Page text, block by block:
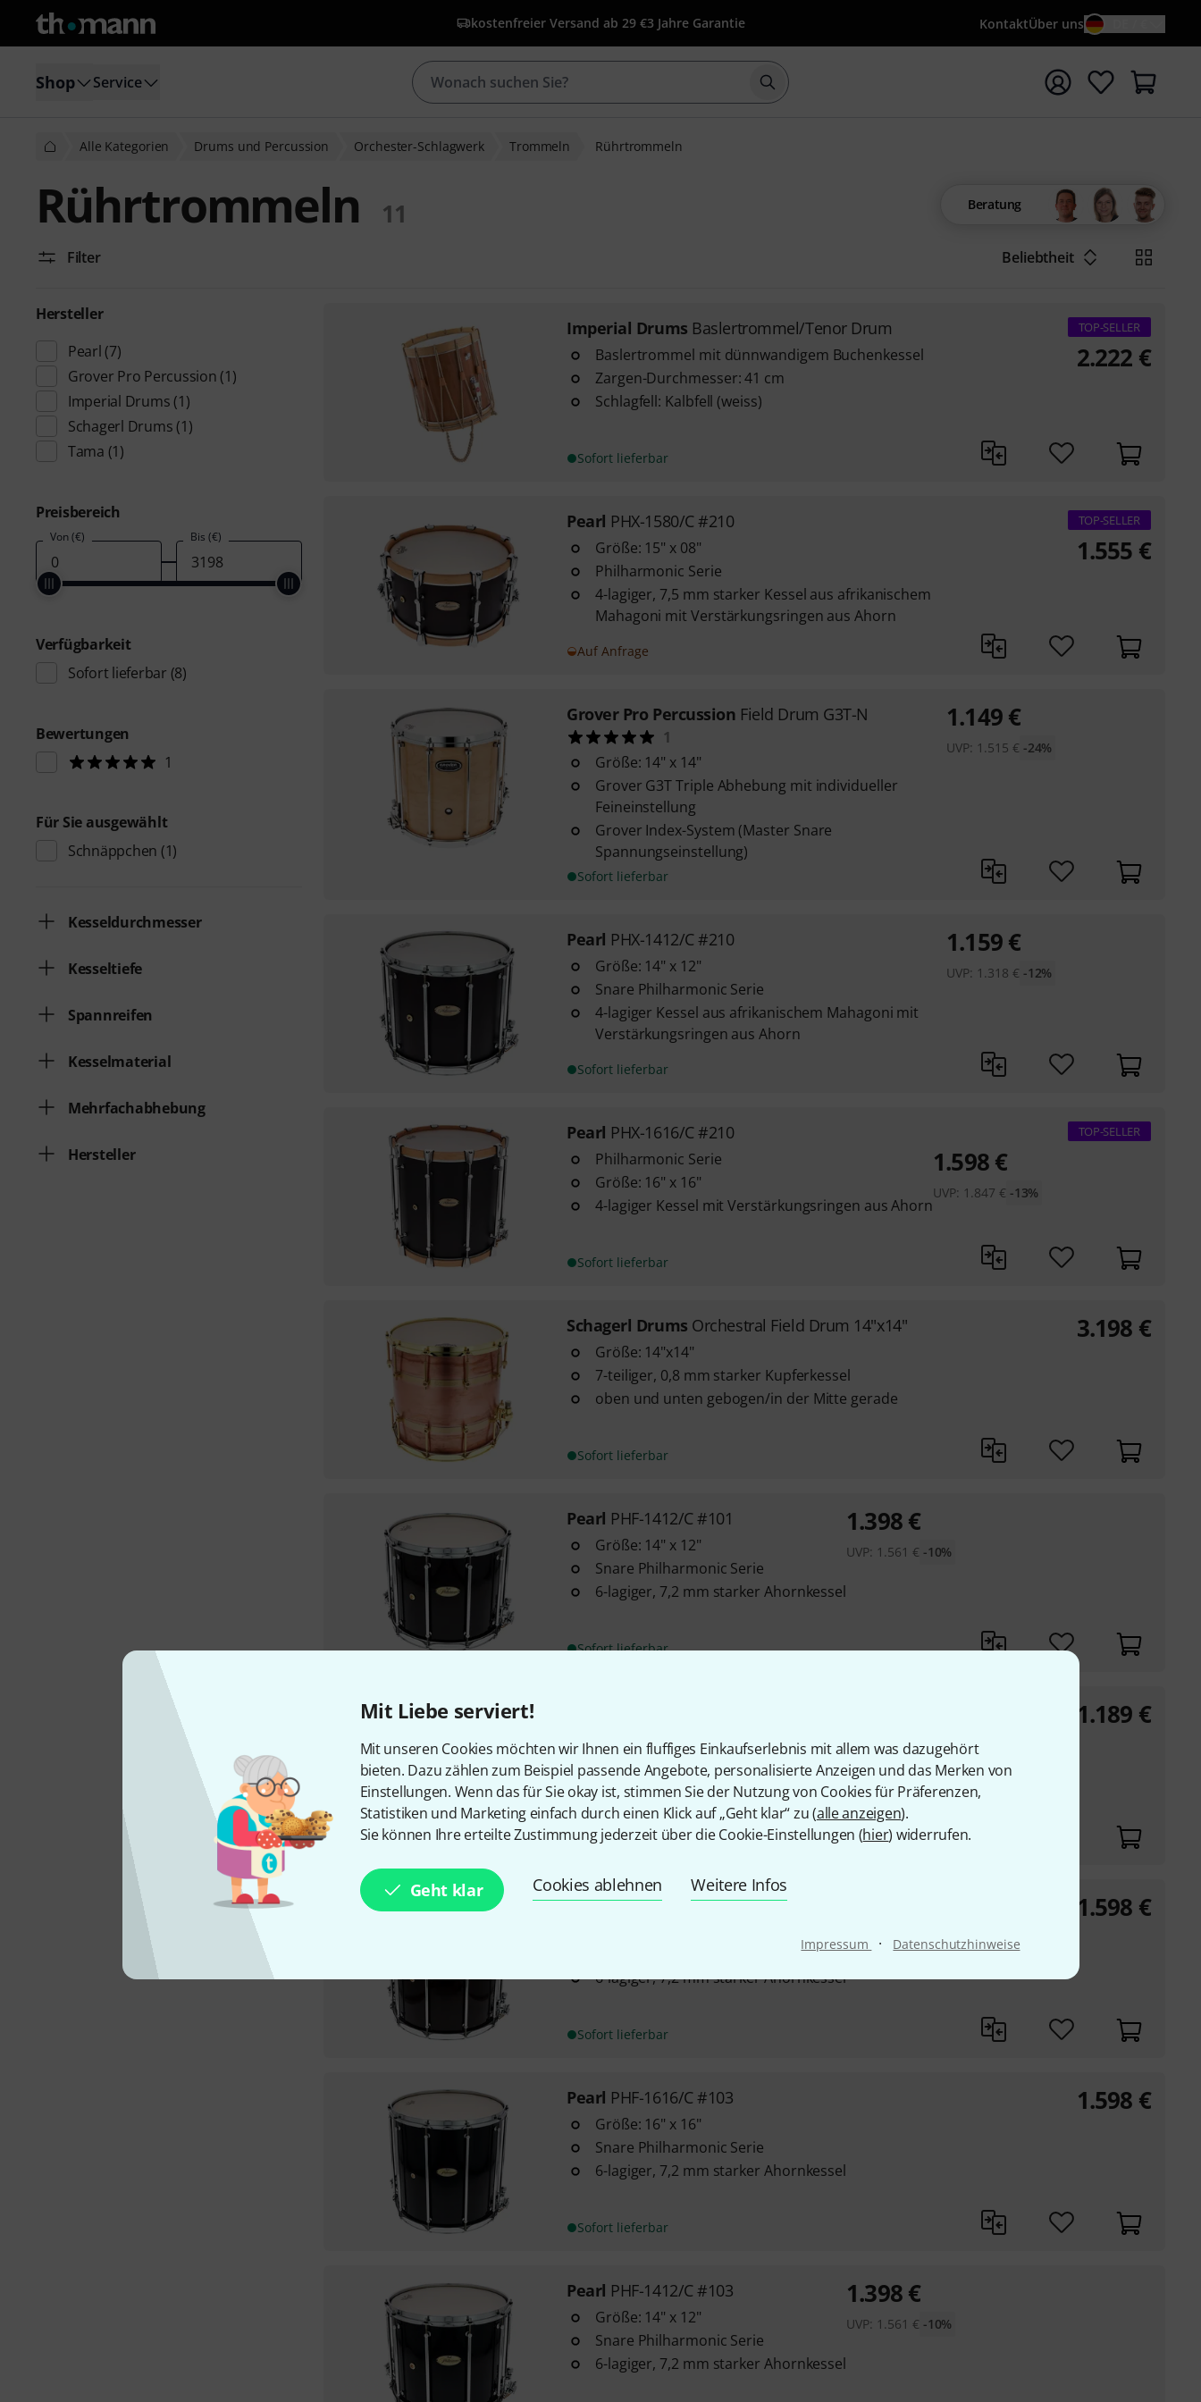
Mit Liebe serviert!
Mit unseren Cookies möchten wir Ihnen ein fluffiges Einkaufserlebnis mit allem was dazugehört
bieten. Dazu zählen zum Beispiel passende Angebote, personalisierte Anzeigen und das Merken von
Einstellungen. Wenn das für Sie okay ist, stimmen Sie der Nutzung von Cookies für Präferenzen,
Statistiken und Marketing einfach durch einen Klick auf „Geht klar“ zu (alle anzeigen).
Sie können Ihre erteilte Zustimmung jederzeit über die Cookie-Einstellungen (hier) widerrufen.
Geht klar Cookies ablehnen Weitere Infos
Impressum · Datenschutzhinweise
kostenfreier Versand ab 29 €3 Jahre Garantie KontaktÜber uns
Shop Service Suche mit Suchwort {searchTerm} starten
Alle Kategorien Drums und Percussion Orchester-Schlagwerk Trommeln Rührtrommeln
Rührtrommeln 11 Beratung
Filter Beliebtheit
Hersteller
Pearl (7)
Grover Pro Percussion (1)
Imperial Drums (1)
Schagerl Drums (1)
Tama (1)
Preisbereich
Von (€) Bis (€)
Verfügbarkeit
Sofort lieferbar (8)
Bewertungen
1
Für Sie ausgewählt
Schnäppchen (1)
Kesseldurchmesser
Kesseltiefe
Spannreifen
Kesselmaterial
Mehrfachabhebung
Hersteller
Imperial Drums Baslertrommel/Tenor Drum
Baslertrommel mit dünnwandigem Buchenkessel
Zargen-Durchmesser: 41 cm
Schlagfell: Kalbfell (weiss)
Sofort lieferbar
TOP-SELLER
2.222 €
Pearl PHX-1580/C #210
Größe: 15" x 08"
Philharmonic Serie
4-lagiger, 7,5 mm starker Kessel aus afrikanischem
Mahagoni mit Verstärkungsringen aus Ahorn
Auf Anfrage
TOP-SELLER
1.555 €
Grover Pro Percussion Field Drum G3T-N
1
Größe: 14" x 14"
Grover G3T Triple Abhebung mit individueller
Feineinstellung
Grover Index-System (Master Snare
Spannungseinstellung)
Sofort lieferbar
1.149€
UVP: 1.515 € -24%
Pearl PHX-1412/C #210
Größe: 14" x 12"
Snare Philharmonic Serie
4-lagiger Kessel aus afrikanischem Mahagoni mit
Verstärkungsringen aus Ahorn
Sofort lieferbar
1.159€
UVP: 1.318 € -12%
Pearl PHX-1616/C #210
Philharmonic Serie
Größe: 16" x 16"
4-lagiger Kessel mit Verstärkungsringen aus Ahorn
Sofort lieferbar
TOP-SELLER
1.598€
UVP: 1.847 € -13%
Schagerl Drums Orchestral Field Drum 14"x14"
Größe: 14"x14"
7-teiliger, 0,8 mm starker Kupferkessel
oben und unten gebogen/in der Mitte gerade
Sofort lieferbar
3.198 €
Pearl PHF-1412/C #101
Größe: 14" x 12"
Snare Philharmonic Serie
6-lagiger, 7,2 mm starker Ahornkessel
Sofort lieferbar
1.398€
UVP: 1.561 € -10%
Größe: 14" x 14"
Starphonic Walnut Bravura Modell
6 mm starker, 6-lagiger Walnusskessel
Auf Anfrage
1.189 €
PearlPHF-1616/C #101
6-lagiger, 7,2 mm starker Ahornkessel
Sofort lieferbar
1.598 €
Pearl PHF-1616/C #103
Größe: 16" x 16"
Snare Philharmonic Serie
6-lagiger, 7,2 mm starker Ahornkessel
Sofort lieferbar
1.598 €
Pearl PHF-1412/C #103
Größe: 14" x 12"
Snare Philharmonic Serie
6-lagiger, 7,2 mm starker Ahornkessel
1.398€
UVP: 1.561 € -10%